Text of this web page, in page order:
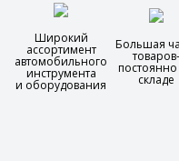
Широкий
ассортимент
автомобильного
инструмента
и оборудования
Большая
товаров-
складе